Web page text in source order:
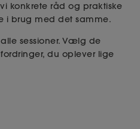
konkrete råd og praktiske
i brug med det samme.
sessioner. Vælg de
du oplever lige